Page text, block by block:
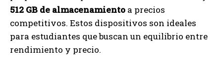
512 GB de almacenamiento a precios
competitivos. Estos dispositivos son ideales
para estudiantes que buscan un equilibrio entre
rendimiento y precio.